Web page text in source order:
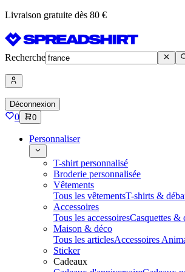
Livraison gratuite dès 80 €
Recherche
Déconnexion
0 0
Personnaliser
T-shirt personnalisé
Broderie personnalisée
Vêtements
Tous les vêtementsT-shirts &
Accessoires
Tous les accessoiresCasquettes &
Maison & déco
Tous les articlesAccessoires
Sticker
Cadeaux